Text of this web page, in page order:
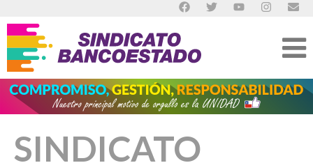
SINDICATO